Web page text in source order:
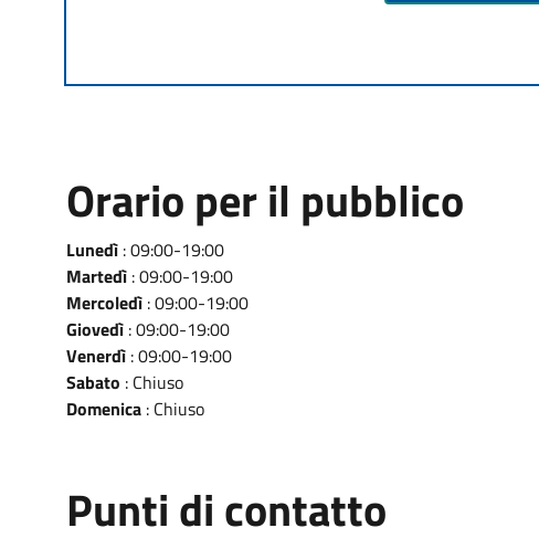
Orario per il pubblico
Lunedì: 09:00-19:00
Martedì: 09:00-19:00
Mercoledì: 09:00-19:00
Giovedì: 09:00-19:00
Venerdì: 09:00-19:00
Sabato : Chiuso
Domenica: Chiuso
Punti di contatto